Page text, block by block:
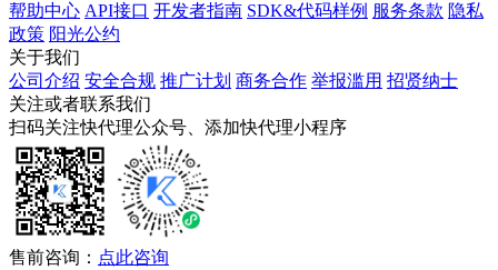
帮助中心 API接口 开发者指南 SDK&代码样例 服务条款 隐私
政策 阳光公约
关于我们
公司介绍 安全合规 推广计划 商务合作 举报滥用 招贤纳士
关注或者联系我们
扫码关注快代理公众号、添加快代理小程序
售前咨询： 点此咨询